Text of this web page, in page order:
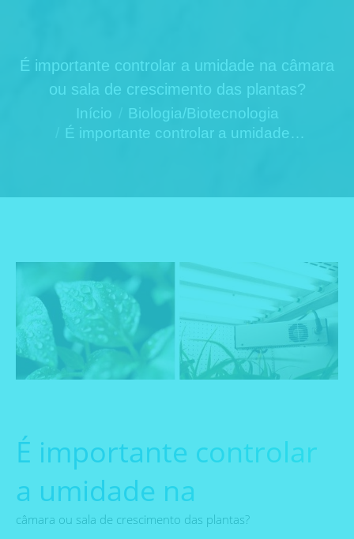
É importante controlar a umidade na câmara
ou sala de crescimento das plantas?
Você está aqui:
Início
Biologia/Biotecnologia
É importante controlar a umidade…
É importante controlar
a umidade na
câmara ou sala de crescimento das plantas?